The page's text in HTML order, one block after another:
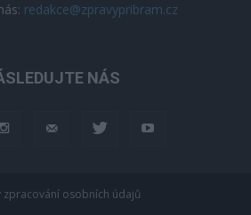
redakce@zpravypribram.cz
NÁS
zpracování osobních údajů